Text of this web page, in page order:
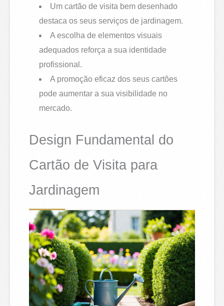
Um cartão de visita bem desenhado
destaca os seus serviços de jardinagem.
A escolha de elementos visuais
adequados reforça a sua identidade
profissional.
A promoção eficaz dos seus cartões
pode aumentar a sua visibilidade no
mercado.
Design Fundamental do
Cartão de Visita para
Jardinagem